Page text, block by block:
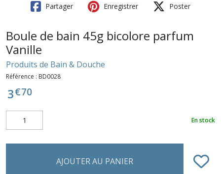
Partager Enregistrer Poster
Boule de bain 45g bicolore parfum
Vanille
Produits de Bain & Douche
Référence : BD0028
3€70
En stock
AJOUTER AU PANIER